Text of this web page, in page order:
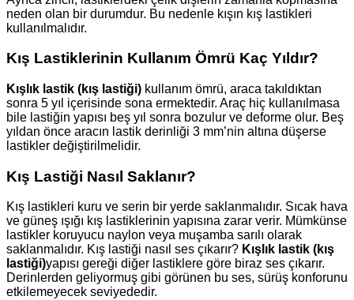
neden olan bir durumdur. Bu nedenle kışın kış lastikleri
kullanılmalıdır.
Kış Lastiklerinin Kullanım Ömrü Kaç Yıldır?
Kışlık lastik (kış lastiği) kullanım ömrü, araca takıldıktan
sonra 5 yıl içerisinde sona ermektedir. Araç hiç kullanılmasa
bile lastiğin yapısı beş yıl sonra bozulur ve deforme olur. Beş
yıldan önce aracın lastik derinliği 3 mm’nin altına düşerse
lastikler değiştirilmelidir.
Kış Lastiği Nasıl Saklanır?
Kış lastikleri kuru ve serin bir yerde saklanmalıdır. Sıcak hava
ve güneş ışığı kış lastiklerinin yapısına zarar verir. Mümkünse
lastikler koruyucu naylon veya muşamba sarılı olarak
saklanmalıdır. Kış lastiği nasıl ses çıkarır? Kışlık lastik (kış
lastiği)yapısı gereği diğer lastiklere göre biraz ses çıkarır.
Derinlerden geliyormuş gibi görünen bu ses, sürüş konforunu
etkilemeyecek seviyededir.